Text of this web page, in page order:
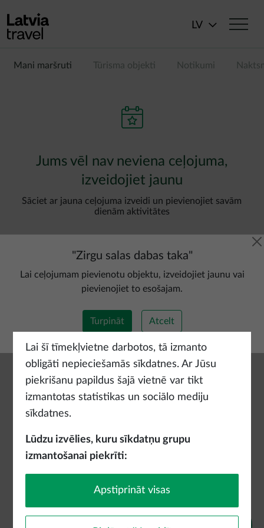
LV
Mani maršruti Tūrisma objekti Notikumi
Jums vēl nav neviena ceļojuma,
izveidojiet jaunu
Sāciet ar jauna ceļojuma izveidi un pievienojiet savām
dienām aktivitātes
Pievienot jaunu maršrutu
"Zirgu salas dabas taka"
Lai ceļojumam pievienotu objektu, izveidojiet jaunu vai
pievienojiet to esošajam.
Turpināt Atcelt
Lai šī tīmekļvietne darbotos, tā izmanto
obligāti nepieciešamās sīkdatnes. Ar Jūsu
piekrišanu papildus šajā vietnē var tikt
izmantotas statistikas un sociālo mediju
sīkdatnes.
Lūdzu izvēlies, kuru sīkdatņu grupu
izmantošanai piekrīti:
Apstiprināt visas